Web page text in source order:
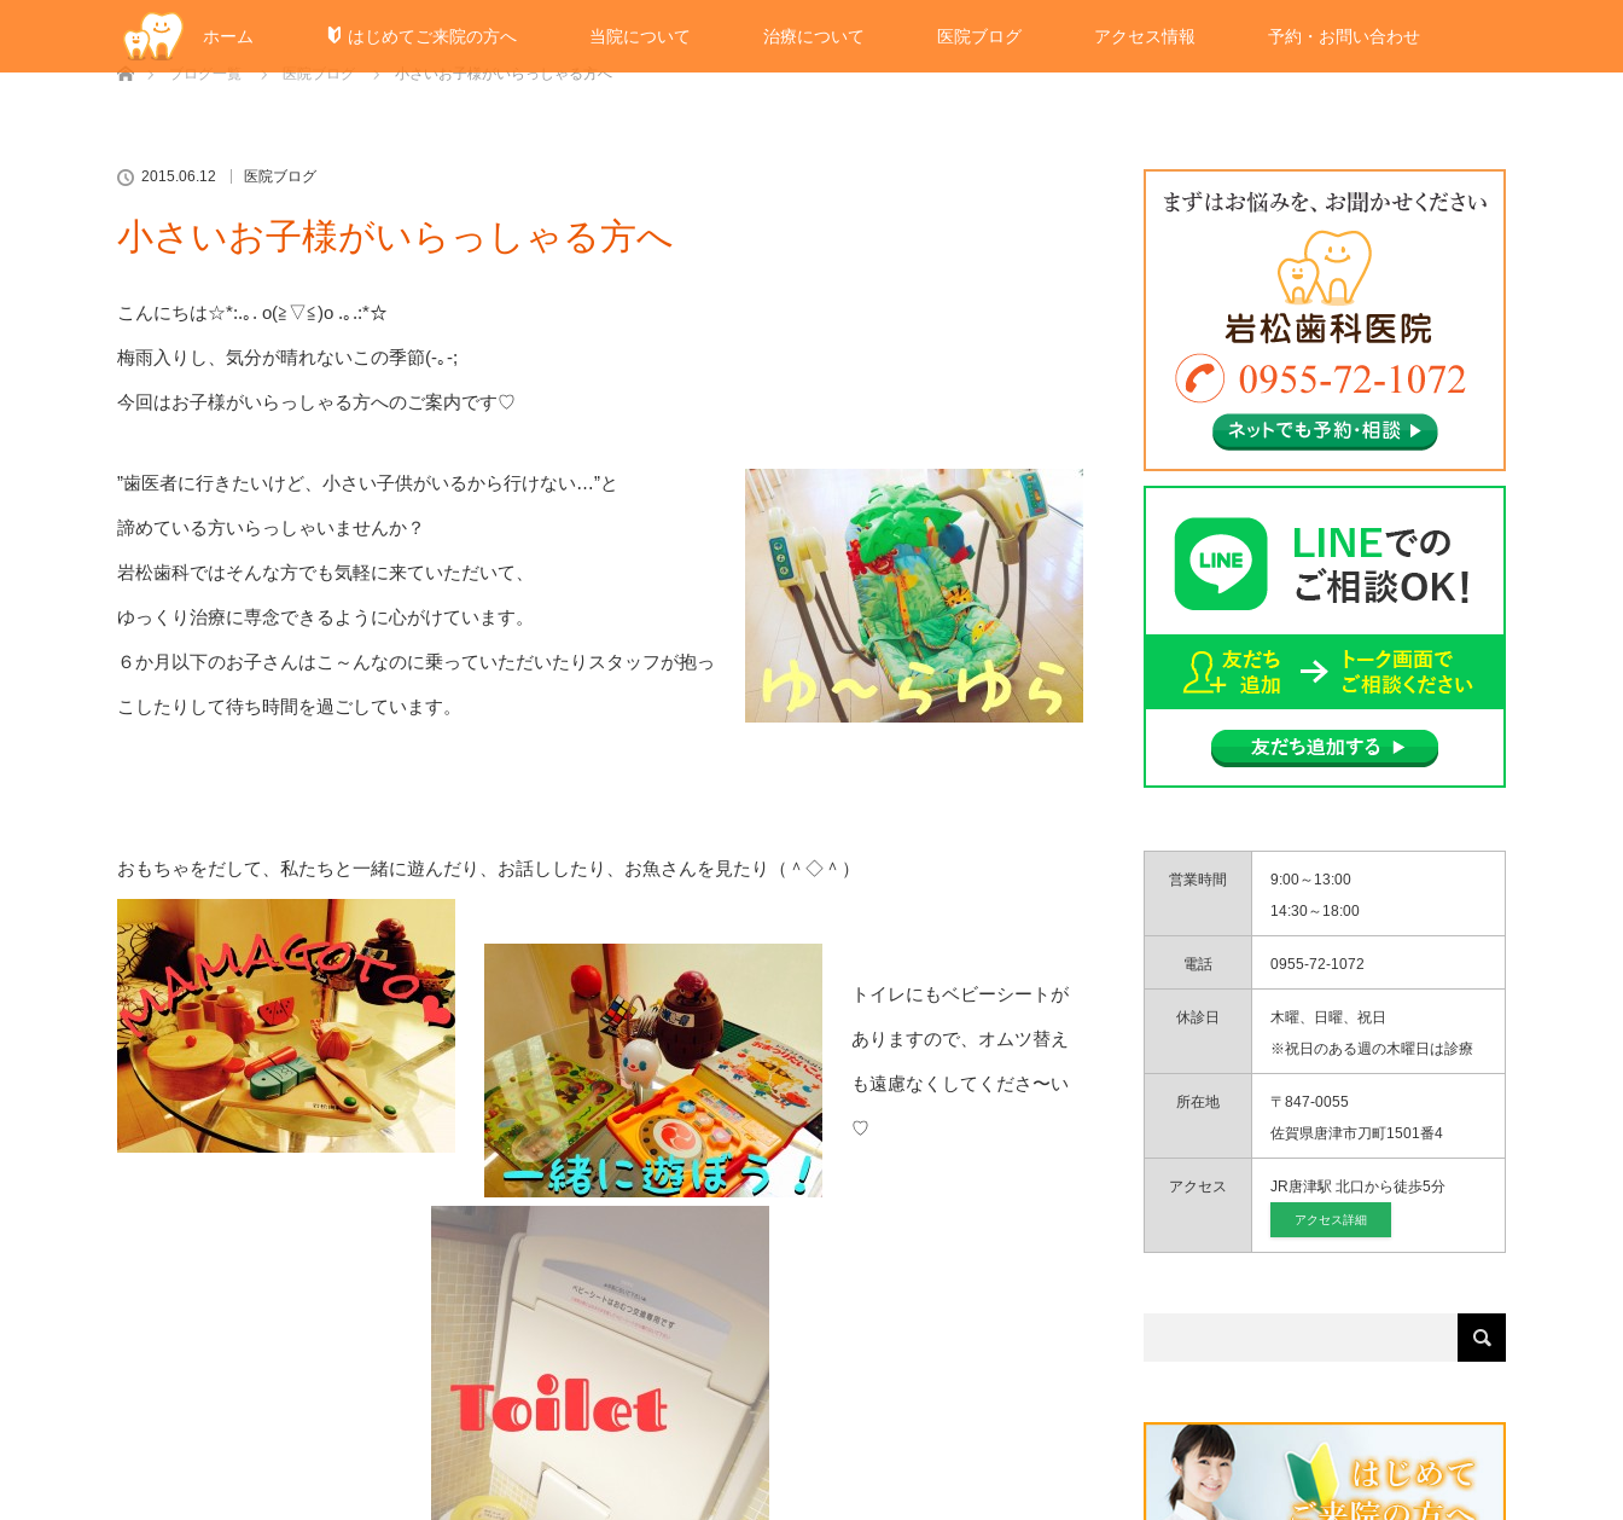
ホーム はじめてご来院の方へ 当院について 治療について 医院ブログ アクセス情報 予約・お問い合わせ
ホーム
ブログ一覧
医院ブログ 小さいお子様がいらっしゃる方へ
2015.06.12 医院ブログ
小さいお子様がいらっしゃる方へ
こんにちは☆*:.｡. o(≧▽≦)o .｡.:*☆
梅雨入りし、気分が晴れないこの季節(-｡-;
今回はお子様がいらっしゃる方へのご案内です♡
”歯医者に行きたいけど、小さい子供がいるから行けない…”と
諦めている方いらっしゃいませんか？
岩松歯科ではそんな方でも気軽に来ていただいて、
ゆっくり治療に専念できるように心がけています。
６か月以下のお子さんはこ～んなのに乗っていただいたりスタッフが抱っ
こしたりして待ち時間を過ごしています。
おもちゃをだして、私たちと一緒に遊んだり、お話ししたり、お魚さんを見たり（＾◇＾）
トイレにもベビーシートが
ありますので、オムツ替え
も遠慮なくしてくださ〜い
♡
営業時間
9:00～13:00
14:30～18:00
電話 0955-72-1072
休診日
木曜、日曜、祝日
※祝日のある週の木曜日は診療
所在地
〒847-0055
佐賀県唐津市刀町1501番4
アクセス JR唐津駅 北口から徒歩5分
アクセス詳細